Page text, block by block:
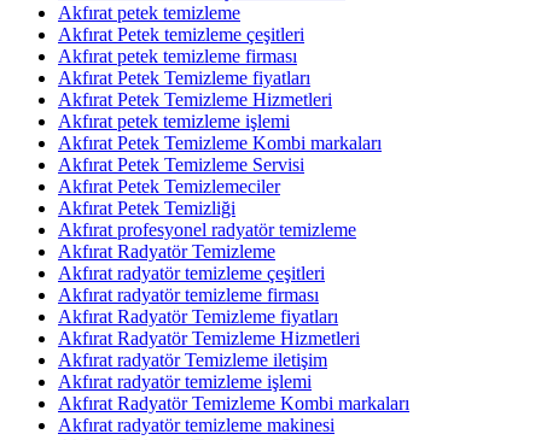
Akfırat petek temizleme
Akfırat Petek temizleme çeşitleri
Akfırat petek temizleme firması
Akfırat Petek Temizleme fiyatları
Akfırat Petek Temizleme Hizmetleri
Akfırat petek temizleme işlemi
Akfırat Petek Temizleme Kombi markaları
Akfırat Petek Temizleme Servisi
Akfırat Petek Temizlemeciler
Akfırat Petek Temizliği
Akfırat profesyonel radyatör temizleme
Akfırat Radyatör Temizleme
Akfırat radyatör temizleme çeşitleri
Akfırat radyatör temizleme firması
Akfırat Radyatör Temizleme fiyatları
Akfırat Radyatör Temizleme Hizmetleri
Akfırat radyatör Temizleme iletişim
Akfırat radyatör temizleme işlemi
Akfırat Radyatör Temizleme Kombi markaları
Akfırat radyatör temizleme makinesi